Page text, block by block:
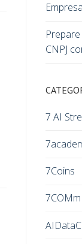
CNPJ
7 AI
7Coins
7COMm